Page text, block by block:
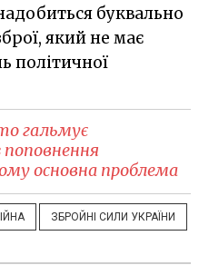
буквально
який не має
політичної
гальмує
основна проблема
ЗБРОЙНІ СИЛИ УКРАЇНИ